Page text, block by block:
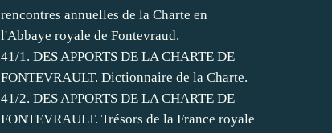
rencontres annuelles de la Charte en
l'Abbaye royale de Fontevraud.
41/1. DES APPORTS DE LA CHARTE DE
FONTEVRAULT. Dictionnaire de la Charte.
41/2. DES APPORTS DE LA CHARTE DE
FONTEVRAULT. Trésors de la France royale